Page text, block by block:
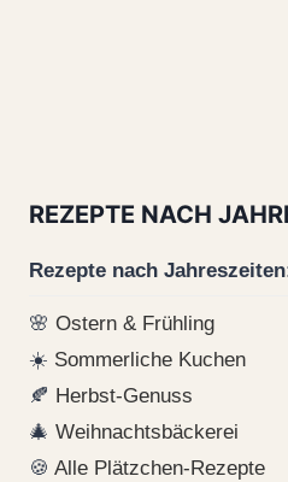
REZEPTE NACH
Rezepte nach
🌸 Ostern & Frühling
☀️ Sommerliche Kuchen
🍂 Herbst-Genuss
🎄 Weihnachtsbäckerei
🍪 Alle Plätzchen-Rezepte